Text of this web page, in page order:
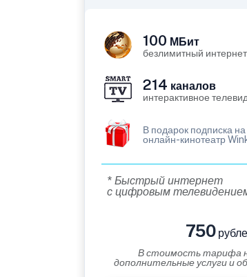
100 МБит
безлимитный интернет
214 каналов
интерактивное
В подарок подписка на
онлайн-кинотеатр
* Быстрый интернет
с цифровым
750
В стоимость тарифа
дополнительные услуги и